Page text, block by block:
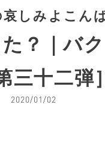
哀しみよこん
？｜バ
三十二弾］
2020/01/02